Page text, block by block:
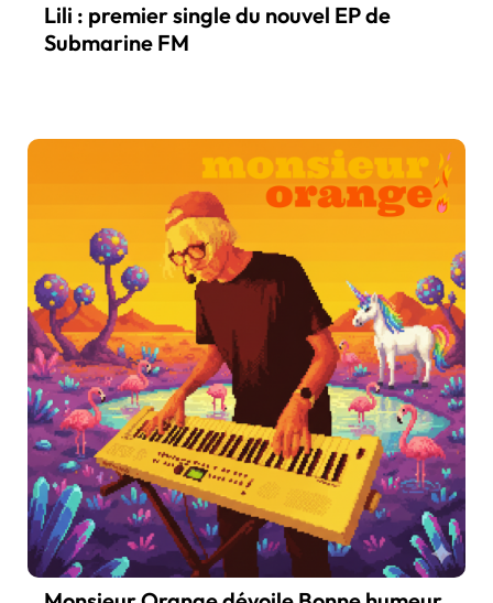
Lili : premier single du nouvel EP de
Submarine FM